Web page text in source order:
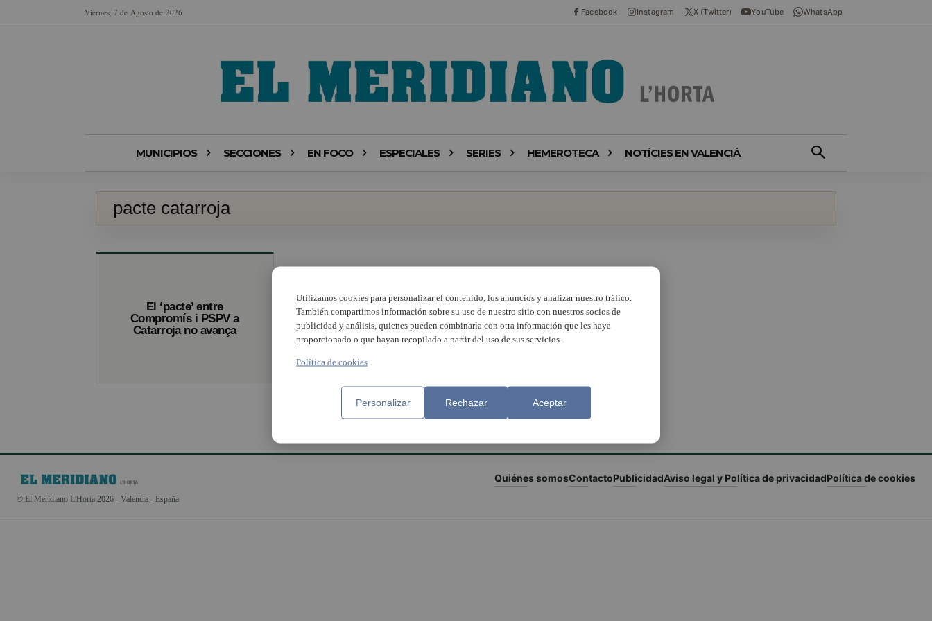
Viernes, 7 de Agosto de 2026 Facebook Instagram X (Twitter) YouTube WhatsApp
MUNICIPIOS SECCIONES EN FOCO ESPECIALES SERIES HEMEROTECA NOTÍCIES EN VALENCIÀ
pacte catarroja
El ‘pacte’ entre
Compromís i PSPV a
Catarroja no avança
© El Meridiano L'Horta 2026 - Valencia - España
Quiénes somosContactoPublicidadAviso legal y Política de privacidadPolítica de cookies
Utilizamos cookies para personalizar el contenido, los anuncios y analizar nuestro tráfico.
También compartimos información sobre su uso de nuestro sitio con nuestros socios de
publicidad y análisis, quienes pueden combinarla con otra información que les haya
proporcionado o que hayan recopilado a partir del uso de sus servicios.
Política de cookies
Personalizar Rechazar Aceptar